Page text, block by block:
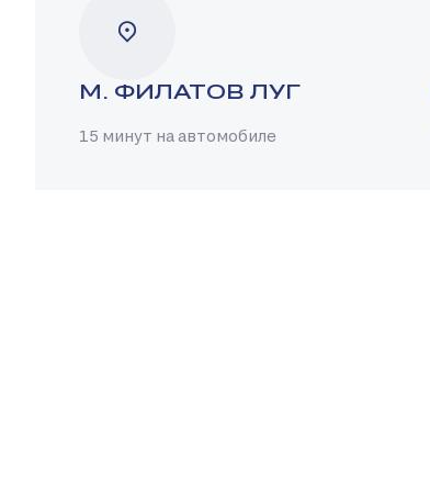
М. ФИЛАТОВ ЛУГ
15 минут на автомобиле